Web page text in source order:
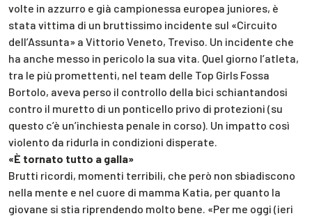
volte in azzurro e già campionessa europea juniores, è
stata vittima di un bruttissimo incidente sul «Circuito
dell’Assunta» a Vittorio Veneto, Treviso. Un incidente che
ha anche messo in pericolo la sua vita. Quel giorno l’atleta,
tra le più promettenti, nel team delle Top Girls Fossa
Bortolo, aveva perso il controllo della bici schiantandosi
contro il muretto di un ponticello privo di protezioni (su
questo c’è un’inchiesta penale in corso). Un impatto così
violento da ridurla in condizioni disperate.
«È tornato tutto a galla»
Brutti ricordi, momenti terribili, che però non sbiadiscono
nella mente e nel cuore di mamma Katia, per quanto la
giovane si stia riprendendo molto bene. «Per me oggi (ieri